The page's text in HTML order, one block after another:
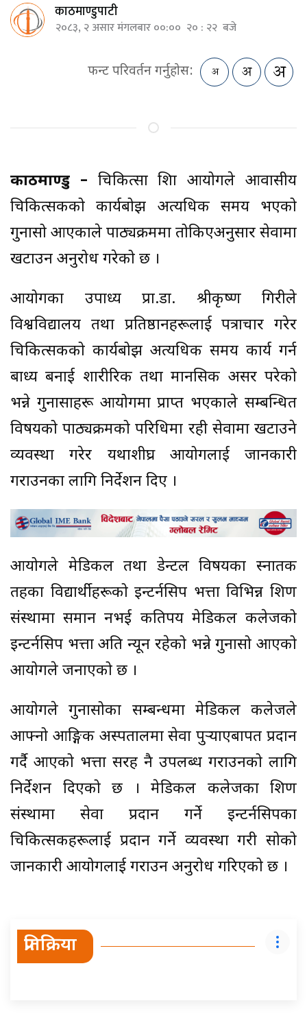
काठमाण्डुपाटी
२०८३, २ असार मंगलबार ००:०० २० : २२ बजे
फन्ट परिवर्तन गर्नुहोस:
काठमाण्डु – चिकित्सा शिक्षा आयोगले आवासीय
चिकित्सकको कार्यबोझ अत्यधिक समय भएको
गुनासो आएकाले पाठ्यक्रममा तोकिएअनुसार सेवामा
खटाउन अनुरोध गरेको छ ।
आयोगका उपाध्यक्ष प्रा.डा. श्रीकृष्ण गिरीले
विश्वविद्यालय तथा प्रतिष्ठानहरूलाई पत्राचार गरेर
चिकित्सकको कार्यबोझ अत्यधिक समय कार्य गर्न
बाध्य बनाई शारीरिक तथा मानसिक असर परेको
भन्ने गुनासाहरू आयोगमा प्राप्त भएकाले सम्बन्धित
विषयको पाठ्यक्रमको परिधिमा रही सेवामा खटाउने
व्यवस्था गरेर यथाशीघ्र आयोगलाई जानकारी
गराउनका लागि निर्देशन दिए ।
आयोगले मेडिकल तथा डेन्टल विषयका स्नातक
तहका विद्यार्थीहरूको इन्टर्नसिप भत्ता विभिन्न शिक्षण
संस्थामा समान नभई कतिपय मेडिकल कलेजको
इन्टर्नसिप भत्ता अति न्यून रहेको भन्ने गुनासो आएको
आयोगले जनाएको छ ।
आयोगले गुनासोका सम्बन्धमा मेडिकल कलेजले
आफ्नो आङ्गिक अस्पतालमा सेवा पुर्‍याएबापत प्रदान
गर्दै आएको भत्ता सरह नै उपलब्ध गराउनको लागि
निर्देशन दिएको छ । मेडिकल कलेजका शिक्षण
संस्थामा सेवा प्रदान गर्ने इन्टर्नसिपका
चिकित्सकहरूलाई प्रदान गर्ने व्यवस्था गरी सोको
जानकारी आयोगलाई गराउन अनुरोध गरिएको छ ।
प्रतिक्रिया